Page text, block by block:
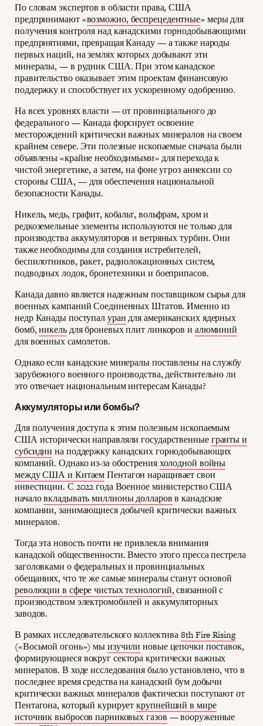
По словам экспертов в области права, США
предпринимают «возможно, беспрецедентные» меры для
получения контроля над канадскими горнодобывающими
предприятиями, превращая Канаду — а также народы
первых наций, на землях которых добывают эти
минералы, — в рудник США. При этом канадское
правительство оказывает этим проектам финансовую
поддержку и способствует их ускоренному одобрению.
На всех уровнях власти — от провинциального до
федерального — Канада форсирует освоение
месторождений критически важных минералов на своем
крайнем севере. Эти полезные ископаемые сначала были
объявлены «крайне необходимыми» для перехода к
чистой энергетике, а затем, на фоне угроз аннексии со
стороны США, — для обеспечения национальной
безопасности Канады.
Никель, медь, графит, кобальт, вольфрам, хром и
редкоземельные элементы используются не только для
производства аккумуляторов и ветряных турбин. Они
также необходимы для создания истребителей,
беспилотников, ракет, радиолокационных систем,
подводных лодок, бронетехники и боеприпасов.
Канада давно является надежным поставщиком сырья для
военных кампаний Соединенных Штатов. Именно из
недр Канады поступалурандля американских ядерных
бомб,никельдля броневых плит линкоров и алюминий
для военных самолетов.
Однако если канадские минералы поставлены на службу
зарубежного военного производства, действительно ли
это отвечает национальным интересам Канады?
Аккумуляторы или бомбы?
Для получения доступа к этим полезным ископаемым
США исторически направляли государственныегранты и
субсидии на поддержку канадских горнодобывающих
компаний. Однако из-за обостренияхолодной войны
между США и КитаемПентагон наращивает свои
инвестиции. С 2022 года Военное министерство США
началовкладывать миллионы долларовв канадские
компании, занимающиеся добычей критически важных
минералов.
Тогда эта новость почти не привлекла внимания
канадской общественности. Вместо этого пресса пестрела
заголовками о федеральных и провинциальных
обещаниях, что те же самые минералы станут основой
революции в сфере чистых технологий, связанной с
производством электромобилей и аккумуляторных
заводов.
В рамках исследовательского коллектива8th Fire Rising
(«Восьмой огонь») мыизучили новые цепочки поставок,
формирующиеся вокруг сектора критически важных
минералов. В ходе исследования было установлено, что в
последнее время средства на канадский бум добычи
критически важных минералов фактически поступают от
Пентагона, который курируеткрупнейший в мире
источник выбросов парниковых газов — вооруженные